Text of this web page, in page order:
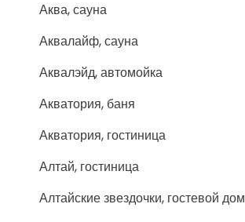
Аква, сауна
Аквалайф, сауна
Аквалэйд, автомойка
Акватория, баня
Акватория, гостиница
Алтай, гостиница
Алтайские звездочки, гостевой дом